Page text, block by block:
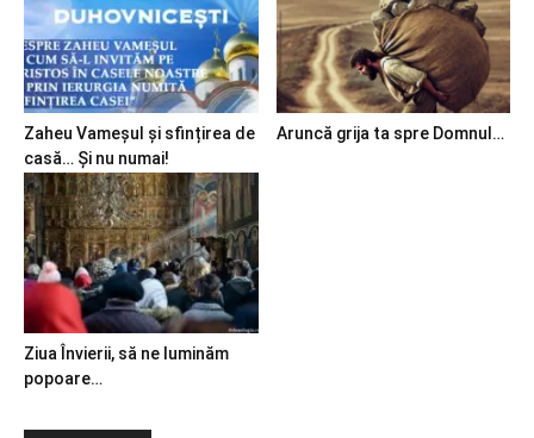
Zaheu Vameșul și sfințirea de
casă… Și nu numai!
Aruncă grija ta spre Domnul…
Ziua Învierii, să ne luminăm
popoare…